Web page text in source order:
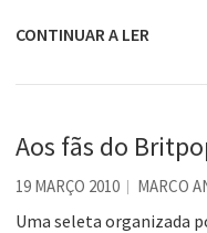
CONTINUAR A LER
Aos fãs do
19 MARÇO 2010 MARCO
Uma seleta organizada